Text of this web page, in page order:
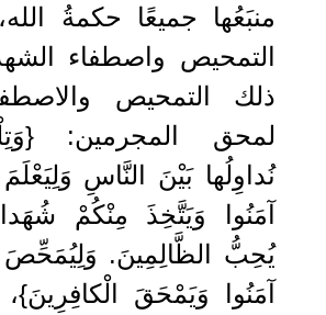
منبَعُها جميعًا حكمةُ
التمحيص واصطفاء
ذلك التمحيص
لمحق المجرمين:
نُداوِلُها بَيْنَ النَّاسِ
آمَنُوا وَيَتَّخِذَ مِنْكُمْ
يُحِبُّ الظَّالِمِينَ. ‌وَلِيُمَحِّصَ
‌آمَنُوا وَيَمْحَقَ